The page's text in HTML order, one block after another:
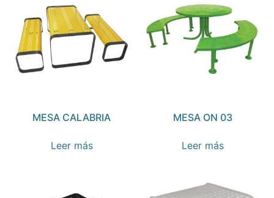
MESA CALABRIA
Leer más
MESA ON 03
Leer más